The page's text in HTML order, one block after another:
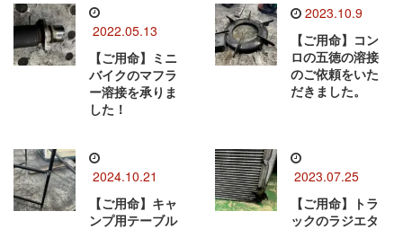
2022.05.13
【ご用命】ミニ
バイクのマフラ
ー溶接を承りま
した！
2023.10.9
【ご用命】コン
ロの五徳の溶接
のご依頼をいた
だきました。
2024.10.21
【ご用命】キャ
ンプ用テーブル
2023.07.25
【ご用命】トラ
ックのラジエタ